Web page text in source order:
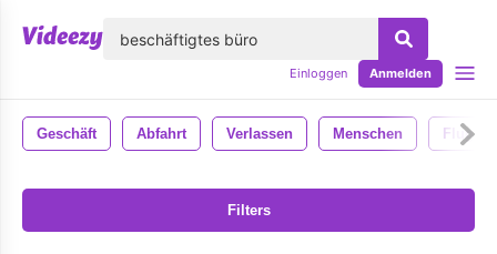
Einloggen Anmelden
Geschäft Abfahrt Verlassen Menschen
Filters